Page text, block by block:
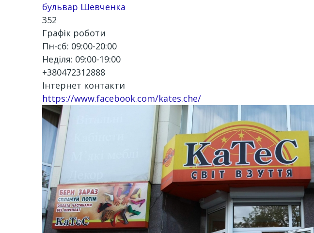
бульвар Шевченка
352
Графік роботи
Пн-сб: 09:00-20:00
Неділя: 09:00-19:00
+380472312888
Інтернет контакти
https://www.facebook.com/kates.che/